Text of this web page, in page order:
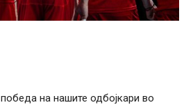
на нашите одбојкари во